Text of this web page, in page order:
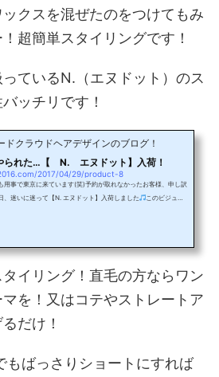
クスを混ぜたのをつけてもみ
超簡単スタイリングです！
ているN.（エヌドット）のス
ッチリです！
クラウドヘアデザインのブログ！
られた…【 N. エヌドット】入荷！
2017/04/29/product-8
用事で東京に来ています(笑)予約が取れなかったお客様、申し訳
、迷いに迷って【N. エヌドット】入荷しました
このビジュア
ですよね！？スプレー類、スタイリングセラムもなかなか使い
イリング！直毛の方ならワン
を！又はコテやストレートア
だけ！
もばっさりショートにすれば